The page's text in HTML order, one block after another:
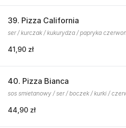
39. Pizza California
ser / kurczak / kukurydza / papryka
41,90 zł
40. Pizza Bianca
sos smietanowy / ser / boczek / kurki /
44,90 zł